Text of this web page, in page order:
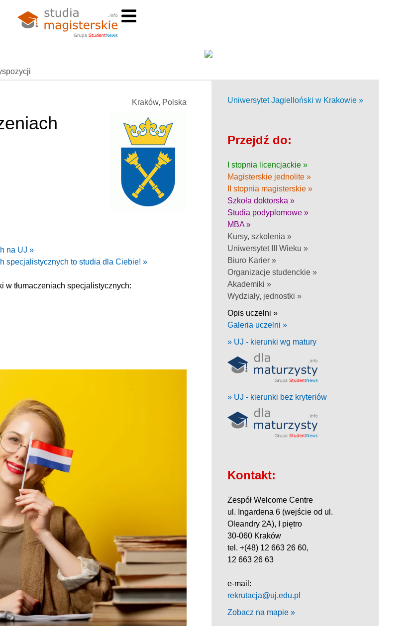
Kraków, Polska
na UJ »
specjalistycznych to studia dla Ciebie! »
w tłumaczeniach specjalistycznych:
Uniwersytet Jagielloński w Krakowie »
Przejdź do:
I stopnia licencjackie »
Magisterskie jednolite »
II stopnia magisterskie »
Szkoła doktorska »
Studia podyplomowe »
MBA »
Kursy, szkolenia »
Uniwersytet III Wieku »
Biuro Karier »
Organizacje studenckie »
Akademiki »
Wydziały, jednostki »
Opis uczelni »
Galeria uczelni »
» UJ - kierunki wg matury
» UJ - kierunki bez kryteriów
Kontakt:
Zespół Welcome Centre
ul. Ingardena 6 (wejście od ul.
Oleandry 2A), I piętro
30-060 Kraków
tel. +(48) 12 663 26 60,
12 663 26 63
e-mail:
rekrutacja@uj.edu.pl
Zobacz na mapie »